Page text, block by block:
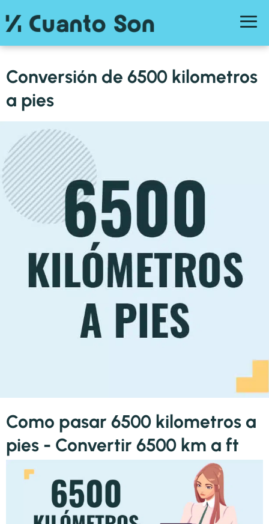
Conversión de 6500 kilometros
a pies
Como pasar 6500 kilometros a
pies - Convertir 6500 km a ft